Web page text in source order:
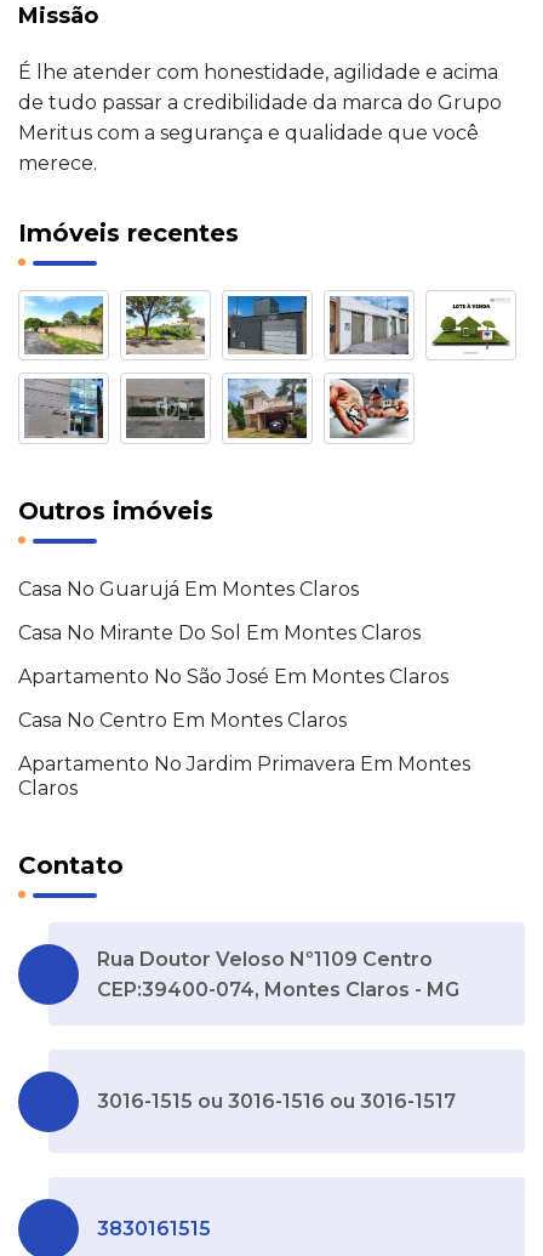
Missão
É lhe atender com honestidade, agilidade e acima
de tudo passar a credibilidade da marca do Grupo
Meritus com a segurança e qualidade que você
merece.
Imóveis recentes
Outros imóveis
Casa No Guarujá Em Montes Claros
Casa No Mirante Do Sol Em Montes Claros
Apartamento No São José Em Montes Claros
Casa No Centro Em Montes Claros
Apartamento No Jardim Primavera Em Montes
Claros
Contato
Rua Doutor Veloso Nº1109 Centro
CEP:39400-074, Montes Claros - MG
3016-1515 ou 3016-1516 ou 3016-1517
3830161515